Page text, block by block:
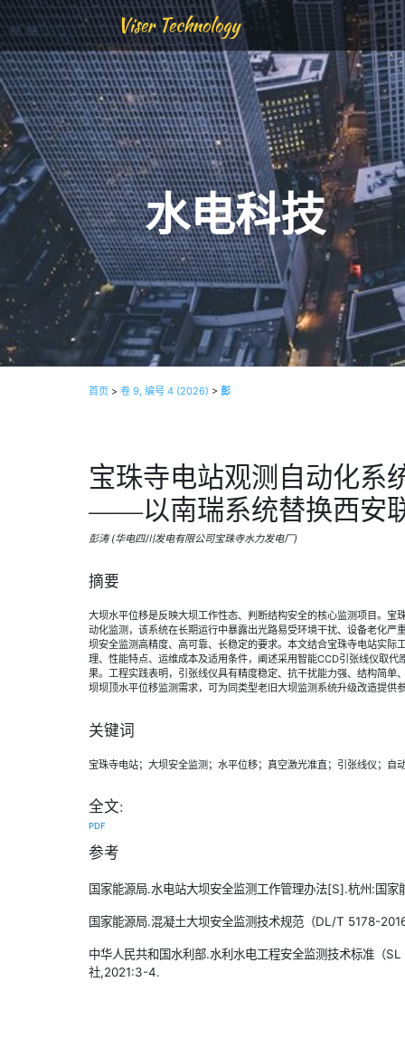
Viser Technology
水电科技
首页 > 卷 9, 编号 4 (2026) > 彭
宝珠寺电站观测自动化系
——以南瑞系统替换西安
彭涛 (华电四川发电有限公司宝珠寺水力发电厂)
摘要
大坝水平位移是反映大坝工作性态、判断结构安全的核心监测项目。宝
动化监测，该系统在长期运行中暴露出光路易受环境干扰、设备老化严
坝安全监测高精度、高可靠、长稳定的要求。本文结合宝珠寺电站实际
理、性能特点、运维成本及适用条件，阐述采用智能CCD引张线仪取
果。工程实践表明，引张线仪具有精度稳定、抗干扰能力强、结构简单
坝坝顶水平位移监测需求，可为同类型老旧大坝监测系统升级改造提供
关键词
宝珠寺电站；大坝安全监测；水平位移；真空激光准直；引张线仪；自
全文:
PDF
参考
国家能源局.水电站大坝安全监测工作管理办法[S].杭州:国
国家能源局.混凝土大坝安全监测技术规范（DL/T 5178-
中华人民共和国水利部.水利水电工程安全监测技术标准（
社,2021:3-4.